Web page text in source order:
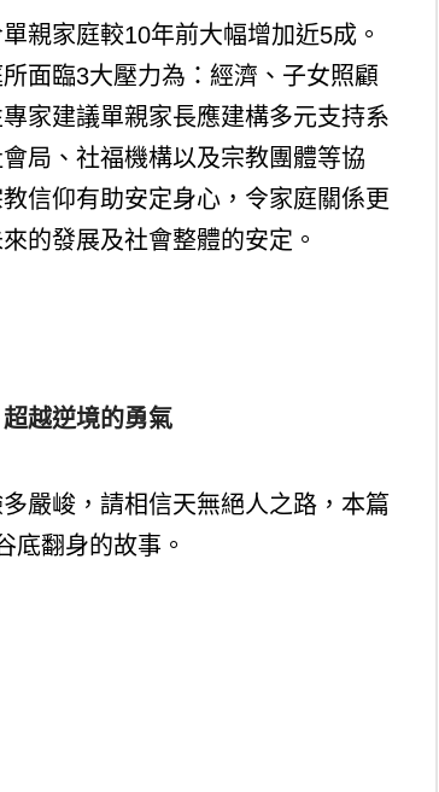
親家庭較10年前大幅增加近5成。
面臨3大壓力為：經濟、子女照顧
家建議單親家長應建構多元支持系
局、社福機構以及宗教團體等協
信仰有助安定身心，令家庭關係更
的發展及社會整體的安定。
越逆境的勇氣
嚴峻，請相信天無絕人之路，本篇
底翻身的故事。